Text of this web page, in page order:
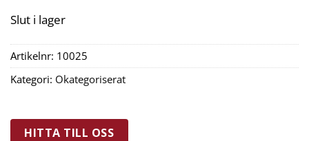
Slut i lager
Artikelnr: 10025
Kategori: Okategoriserat
HITTA TILL OSS